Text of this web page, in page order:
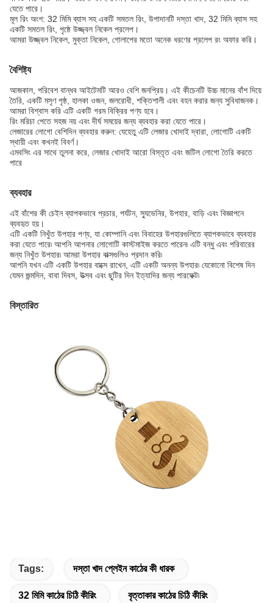
যেতে পারে।
মূল রিং অংশ: 32 মিমি ব্যাস সহ একটি সমতল রিং, উপাদানটি দস্তা খাদ, 32 মিমি ব্যাস সহ
একটি সমতল রিং, পৃষ্ঠে উজ্জ্বল নিকেল প্রলেপ।
আমরা উজ্জ্বল নিকেল, মুক্তা নিকেল, গোলাপের মতো অনেক ধরণের প্রলেপ রং অফার করি।
বৈশিষ্ট্য
আজকাল, পরিবেশ বান্ধব আইটেমটি আরও বেশি জনপ্রিয়। এই কীচেনটি উচ্চ মানের বাঁশ দিয়ে
তৈরি, একটি মসৃণ পৃষ্ঠ, হালকা ওজন, জলরোধী, শক্তিশালী এবং বহন করার জন্য সুবিধাজনক।
আমরা বিশ্বাস করি এটি একটি গরম বিক্রির পণ্য হবে।
রিং মরিচা পেতে সহজ নয় এবং দীর্ঘ সময়ের জন্য ব্যবহার করা যেতে পারে।
লেজারের লোগো বেশিদিন ব্যবহার করুন: যেহেতু এটি লেজার খোদাই দ্বারা, লোগোটি একটি
স্থায়ী এবং কখনই বিবর্ণ।
এমবসিং এর সাথে তুলনা করে, লেজার খোদাই আরো বিস্তৃত এবং জটিল লোগো তৈরি করতে
পারে
ব্যবহার
এই বাঁশের কী চেইন ব্যাপকভাবে প্রচার, পর্যটন, স্যুভেনির, উপহার, বাড়ি এবং বিজ্ঞাপনে
ব্যবহৃত হয়।
এটি একটি নিখুঁত উপহার পণ্য, যা কোম্পানি এবং বিবাহের উপহারগুলিতে ব্যাপকভাবে ব্যবহার
করা যেতে পারে৷ আপনি আপনার লোগোটি কাস্টমাইজ করতে পারেন৷ এটি বন্ধু এবং পরিবারের
জন্য নিখুঁত উপহার৷ আমরা উপহার বাক্সগুলিও প্রদান করি৷
আপনি যখন এটি একটি উপহার বাক্সে রাখেন, এটি একটি অনন্য উপহার৷ যেকোনো বিশেষ দিন
যেমন জন্মদিন, বাবা দিবস, উত্সব এবং ছুটির দিন ইত্যাদির জন্য পারফেক্ট৷
বিস্তারিত
Tags: দস্তা খাদ প্লেইন কাঠের কী ধারক
32 মিমি কাঠের চিঠি কীরিং বৃত্তাকার কাঠের চিঠি কীরিং